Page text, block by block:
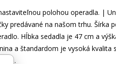
polohou operadla. |
predávané na našom trhu. Šírka
Hĺbka sedadla je 47 cm a
a štandardom je vysoká kvalita